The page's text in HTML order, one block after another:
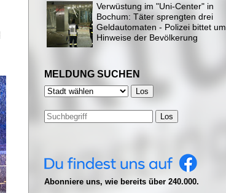
Verwüstung im "Uni-Center" in
Bochum: Täter sprengten drei
Geldautomaten - Polizei bittet um
Hinweise der Bevölkerung
MELDUNG SUCHEN
Los
Abonniere uns, wie bereits über 240.000.